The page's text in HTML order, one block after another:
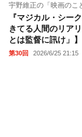
宇野維正の「映画のこ
『マジカル・シー
きてる人間のリア
とは監督に訊け」】
第30回 2026/6/25 21:15